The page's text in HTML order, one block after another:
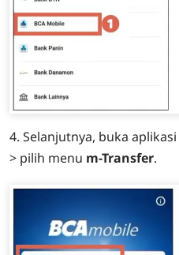
4. Selanjutnya, buka aplikasi
> pilih menu m-Transfer.